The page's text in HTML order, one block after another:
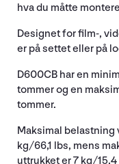
hva du måtte
Designet for film-,
er på settet eller på
D600CB har en
tommer og en
tommer.
Maksimal
kg/66,1 lbs, mens
uttrukket er 7 kg/15,4